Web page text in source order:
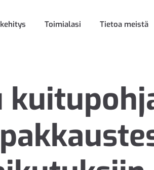
Toimialasi Tietoa meistä